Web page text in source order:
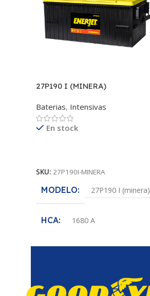
27P190 I (MINERA)
Baterias, Intensivas
En stock
SKU: 27P190I-MINERA
MODELO 27P190 I (minera)
HCA 1680 A